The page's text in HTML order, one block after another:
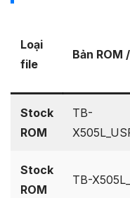
Loại
file
Bản ROM
Stock
ROM
TB-
Stock
ROM
TB-